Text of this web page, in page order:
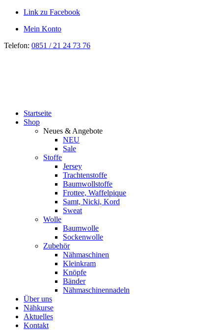
Link zu Facebook
Mein Konto
Telefon: 0851 / 21 24 73 76
Startseite
Shop
Neues & Angebote
NEU
Sale
Stoffe
Jersey
Trachtenstoffe
Baumwollstoffe
Frottee, Waffelpique
Samt, Nicki, Kord
Sweat
Wolle
Baumwolle
Sockenwolle
Zubehör
Nähmaschinen
Kleinkram
Knöpfe
Bänder
Nähmaschinennadeln
Über uns
Nähkurse
Aktuelles
Kontakt